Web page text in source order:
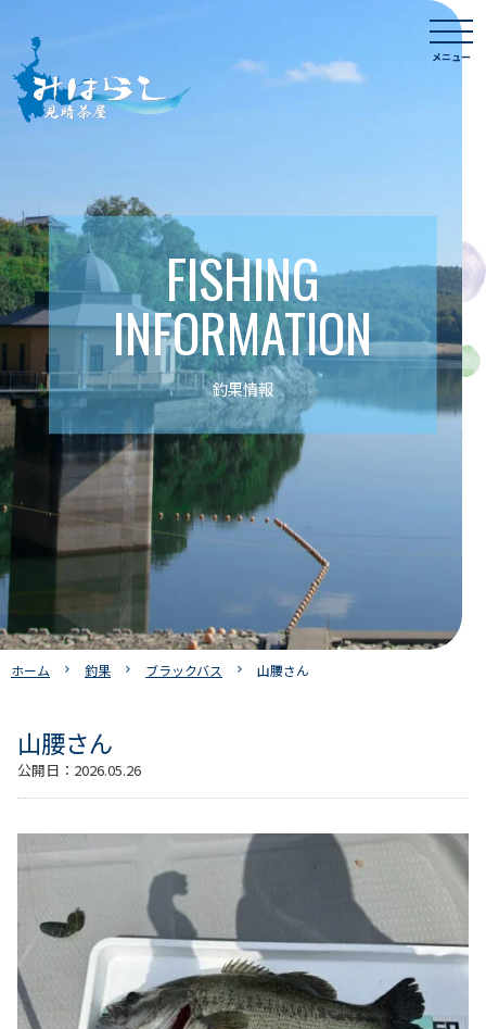
content
メニュー
FISHING
INFORMATION
釣果情報
ホーム 釣果 ブラックバス 山腰さん
山腰さん
公開日： 2026.05.26